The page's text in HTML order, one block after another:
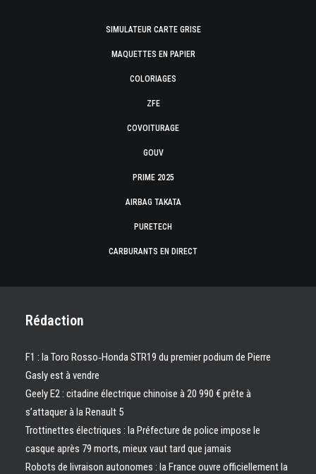
SIMULATEUR CARTE GRISE
MAQUETTES EN PAPIER
COLORIAGES
ZFE
COVOITURAGE
GOUV
PRIME 2025
AIRBAG TAKATA
PURETECH
CARBURANTS EN DIRECT
Rédaction
F1 : la Toro Rosso‑Honda STR19 du premier podium de Pierre
Gasly est à vendre
Geely E2 : citadine électrique chinoise à 20 990 € prête à
s’attaquer à la Renault 5
Trottinettes électriques : la Préfecture de police impose le
casque après 79 morts, mieux vaut tard que jamais
Robots de livraison autonomes : la France ouvre officiellement la